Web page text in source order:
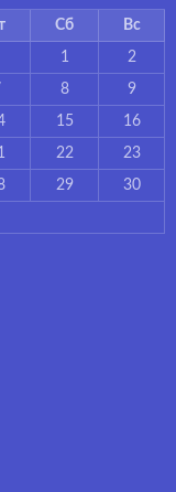
Сб Вс
1 2
8 9
15 16
22 23
29 30